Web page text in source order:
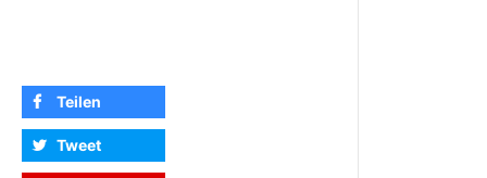
Teilen
Tweet